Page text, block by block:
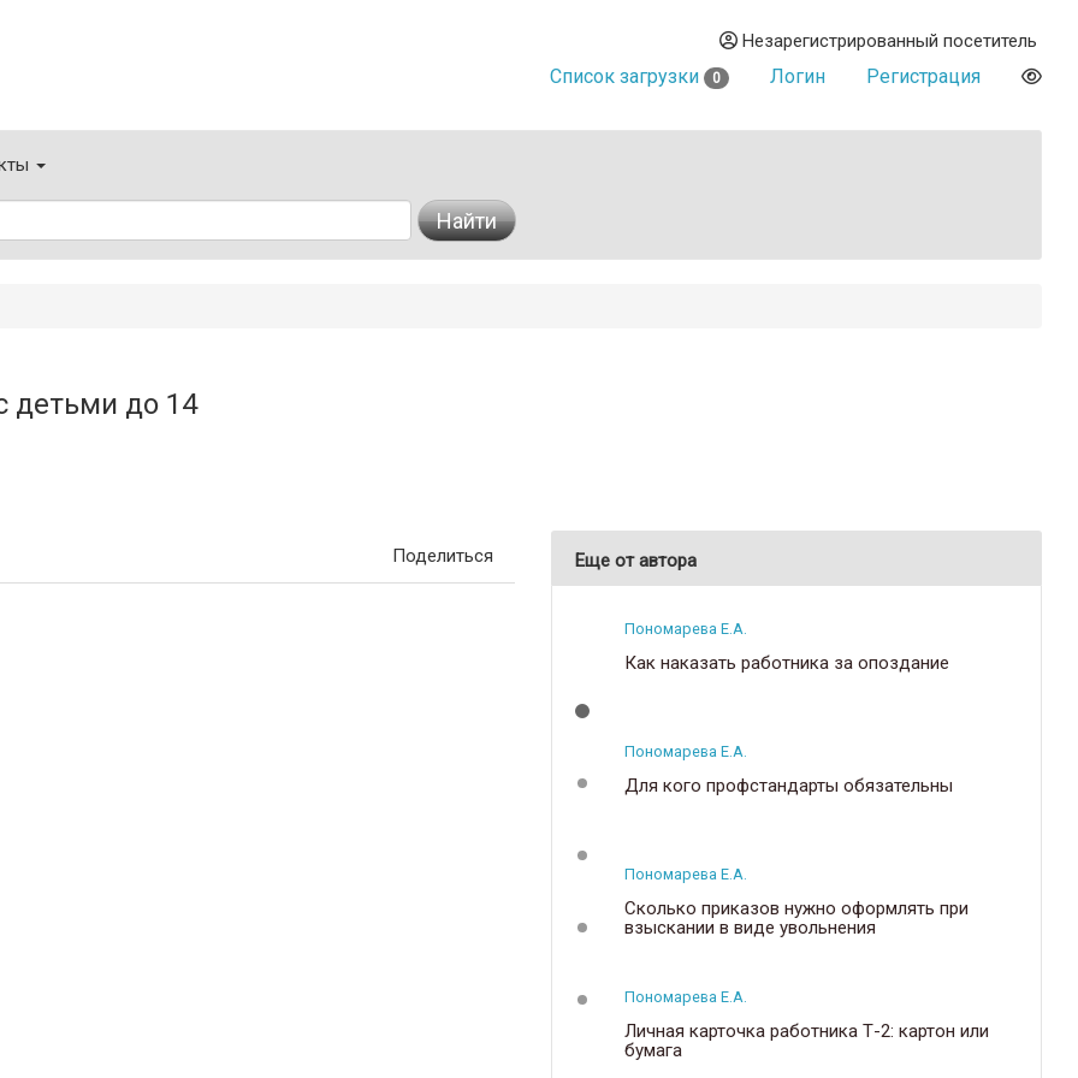
Незарегистрированный посетитель
Список загрузки 0 Логин Регистрация
Найти
детьми до 14
Поделиться Еще от автора
Пономарева Е.А.
Как наказать работника за опоздание
Пономарева Е.А.
Для кого профстандарты обязательны
Пономарева Е.А.
Сколько приказов нужно оформлять при
взыскании в виде увольнения
Пономарева Е.А.
Личная карточка работника Т-2: картон или
бумага